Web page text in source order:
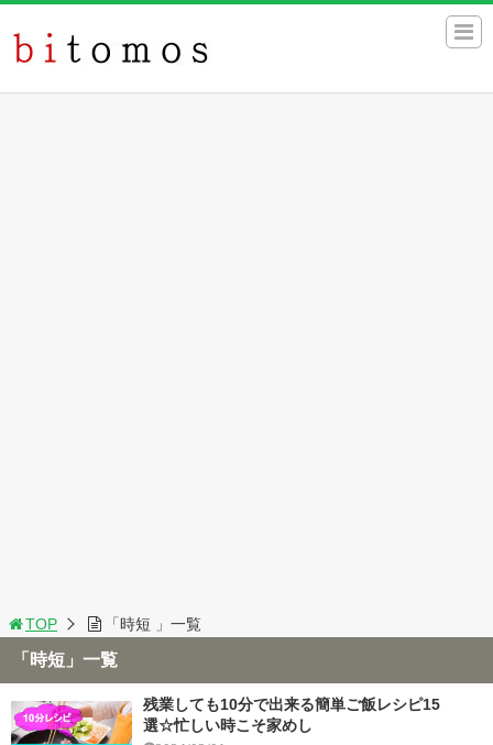
TOP 「時短 」一覧
「時短」一覧
残業しても10分で出来る簡単ご飯レシピ15
選☆忙しい時こそ家めし